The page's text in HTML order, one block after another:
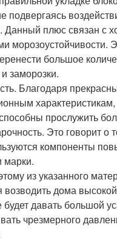
подвергаясь
Данный плюс связан с
морозоустойчивости.
большое
заморозки.
Благодаря
прослужить
Это говорит о
компоненты
марки.
из указанного
возводить дома
давать большой
чрезмерного